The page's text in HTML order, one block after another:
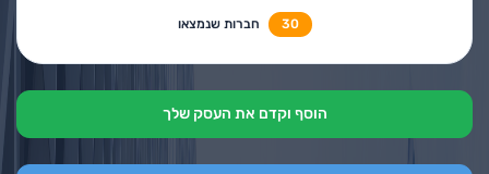
30 חברות שנמצאו
הוסף וקדם את העסק שלך